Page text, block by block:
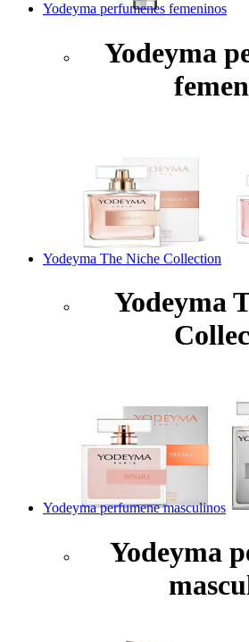
Yodeyma perfumenes femeninos
Yodeyma
Yodeyma The Niche Collection
Yodeyma
Yodeyma perfumene masculinos
Yodeyma